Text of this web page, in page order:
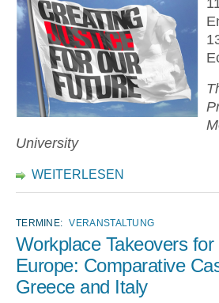
University
WEITERLESEN
TERMINE: VERANSTALTUNG
Workplace Takeovers
Europe: Comparative
Greece and Italy